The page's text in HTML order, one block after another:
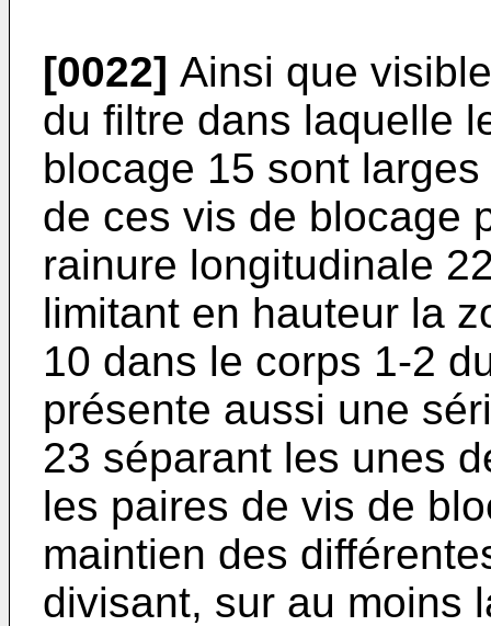
[0022] Ainsi que
du filtre dans laquelle
blocage 15 sont
de ces vis de blocage
rainure longitudinale
limitant en hauteur la
10 dans le corps 1-2
présente aussi une
23 séparant les unes
les paires de vis de
maintien des
divisant, sur au moins